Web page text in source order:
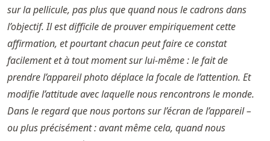
sur la pellicule, pas plus que quand nous le cadrons dans
l’objectif. Il est difficile de prouver empiriquement cette
affirmation, et pourtant chacun peut faire ce constat
facilement et à tout moment sur lui-même : le fait de
prendre l’appareil photo déplace la focale de l’attention. Et
modifie l’attitude avec laquelle nous rencontrons le monde.
Dans le regard que nous portons sur l’écran de l’appareil –
ou plus précisément : avant même cela, quand nous